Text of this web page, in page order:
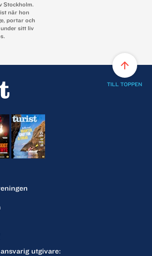
Stockholm.
när hon
portar och
sitt liv
utgivare:
arrow_upward
TILL TOPPEN